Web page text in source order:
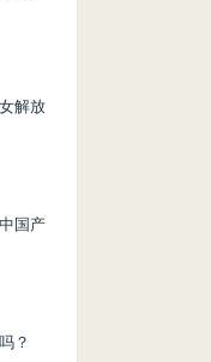
解放
国产
？